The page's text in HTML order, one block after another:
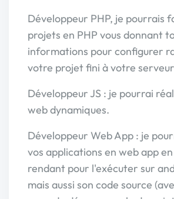
Développeur PHP, je pourrais
projets en PHP vous donnant
informations pour configurer
votre projet fini à votre
Développeur JS : je pourrai
web dynamiques.
Développeur Web App : je
vos applications en web app en
rendant pour l'exécuter sur
mais aussi son code source